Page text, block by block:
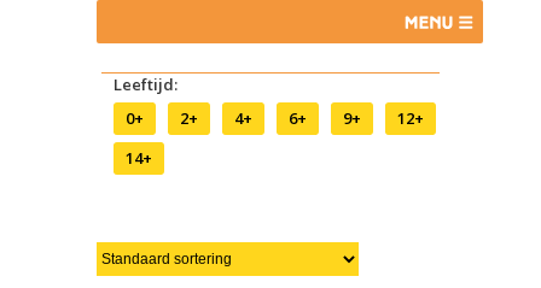
Leeftijd:
0+
2+ 4+ 6+ 9+
12+
14+